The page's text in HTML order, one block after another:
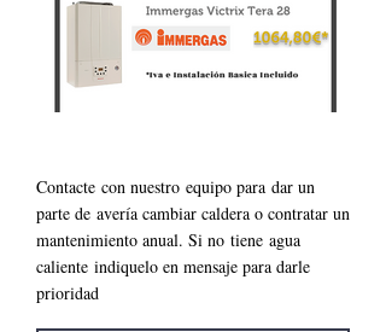
Contacte con nuestro equipo para dar un
parte de avería cambiar caldera o contratar un
mantenimiento anual. Si no tiene agua
caliente indiquelo en mensaje para darle
prioridad